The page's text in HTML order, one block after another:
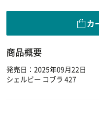
カ
商品概要
発売日：2025年09月22日
シェルビー コブラ 427